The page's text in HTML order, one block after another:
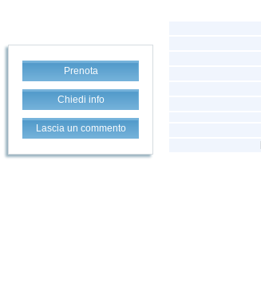
Prenota
Chiedi info
Lascia un commento